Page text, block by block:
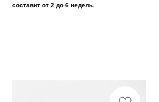
составит от 2 до 6 недель.